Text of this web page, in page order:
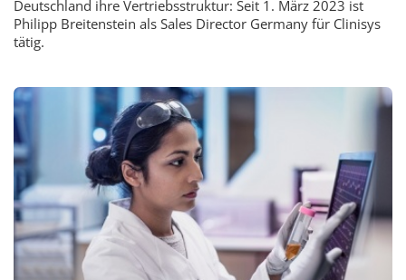
Deutschland ihre Vertriebsstruktur: Seit 1. März 2023 ist
Philipp Breitenstein als Sales Director Germany für Clinisys
tätig.